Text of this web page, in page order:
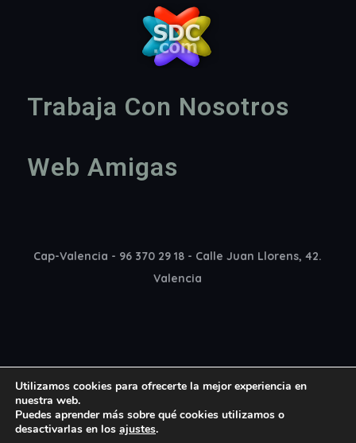
Trabaja Con Nosotros
Web Amigas
Cap-Valencia - 96 370 29 18 - Calle Juan Llorens, 42.
Valencia
Utilizamos cookies para ofrecerte la mejor experiencia en
nuestra web.
Puedes aprender más sobre qué cookies utilizamos o
desactivarlas en los ajustes.